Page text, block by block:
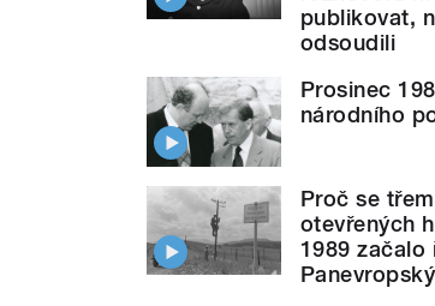
publikovat,
odsoudili
Prosinec
národního
Proč se
otevřených
1989 začalo